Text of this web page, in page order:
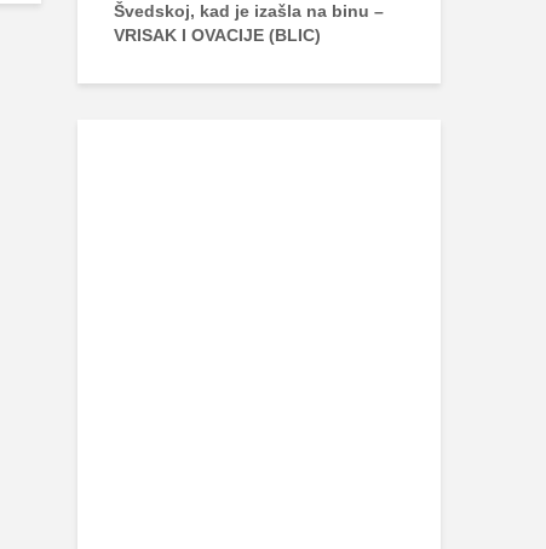
Švedskoj, kad je izašla na binu –
VRISAK I OVACIJE (BLIC)